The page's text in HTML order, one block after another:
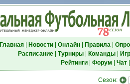
Главная| Новости| Онлайн| Правила|
Расписание| Турниры| Команды|
Рейтинги| Форум Чат|
Сезон: